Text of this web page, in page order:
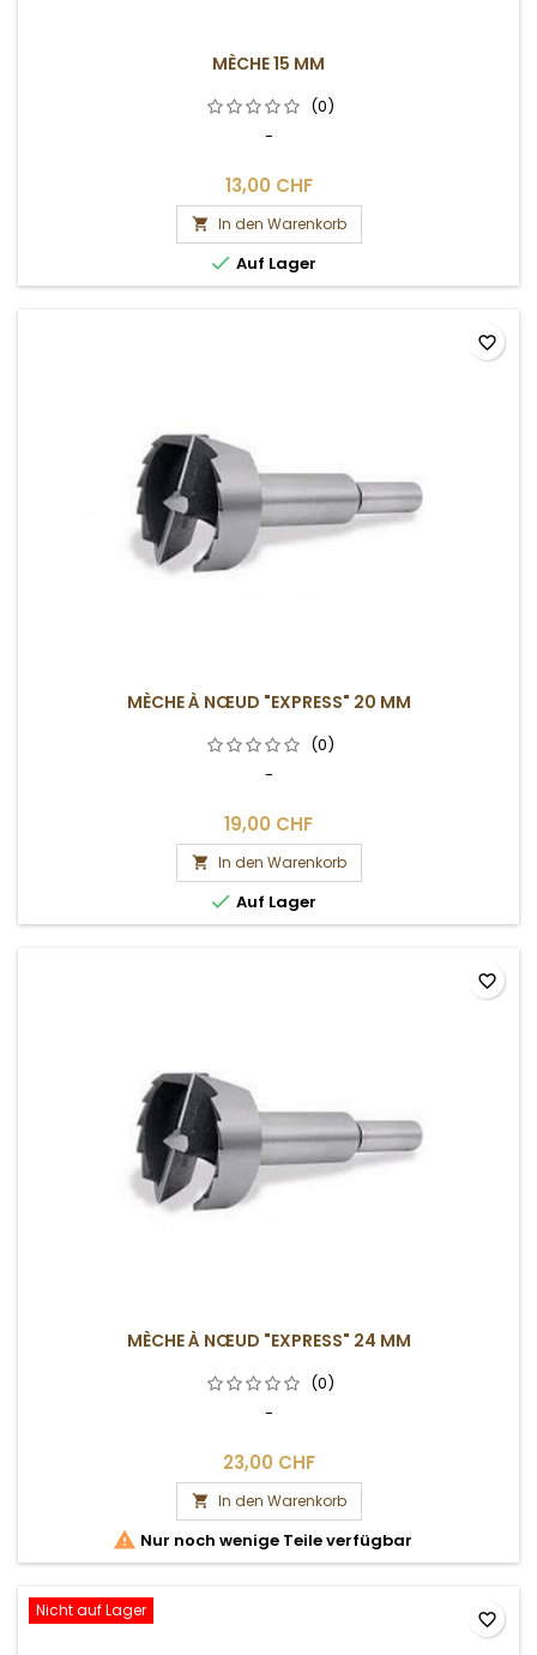
MÈCHE 15 MM
(0)
-
13,00 CHF
 In den Warenkorb
 Auf Lager
MÈCHE À NŒUD "EXPRESS" 20 MM
(0)
-
19,00 CHF
 In den Warenkorb
 Auf Lager
favorite_border
MÈCHE À NŒUD "EXPRESS" 24 MM
(0)
-
23,00 CHF
 In den Warenkorb
 Nur noch wenige Teile verfügbar
favorite_border
Nicht auf Lager favorite_border